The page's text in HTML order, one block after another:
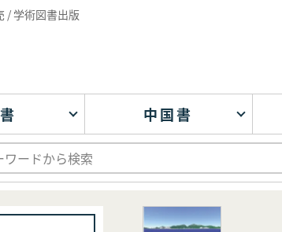
/ 学術図書出版
中国書